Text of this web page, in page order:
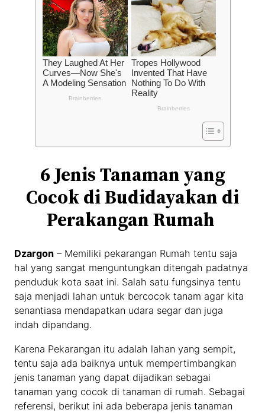
6 Jenis Tanaman yang
Cocok di Budidayakan di
Perakangan Rumah
Dzargon – Memiliki pekarangan Rumah tentu saja
hal yang sangat menguntungkan ditengah padatnya
penduduk kota saat ini. Salah satu fungsinya tentu
saja menjadi lahan untuk bercocok tanam agar kita
senantiasa mendapatkan udara segar dan juga
indah dipandang.
Karena Pekarangan itu adalah lahan yang sempit,
tentu saja ada baiknya untuk mempertimbangkan
jenis tanaman yang dapat dijadikan sebagai
tanaman yang cocok di tanaman di rumah. Sebagai
referensi, berikut ini ada beberapa jenis tanaman